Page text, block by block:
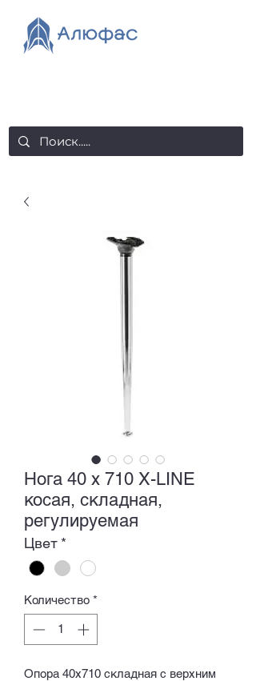
Нога 40 x 710 X-LINE
косая, складная,
регулируемая
Цвет *
Количество *
Опора 40х710 складная с верхним